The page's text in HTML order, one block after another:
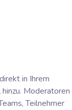
in Ihrem
Moderatoren
Teilnehmer